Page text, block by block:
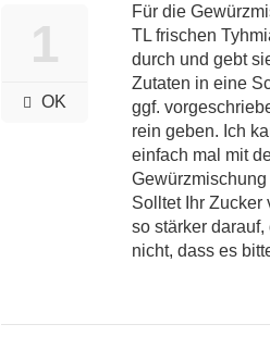
1
OK
Für die
TL frischen
durch und gebt
Zutaten in eine
ggf.
rein geben. Ich
einfach mal mit
Solltet Ihr Zucker
so stärker
nicht, dass es